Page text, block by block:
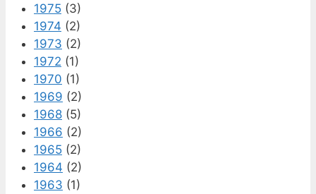
1975 (3)
1974 (2)
1973 (2)
1972 (1)
1970 (1)
1969 (2)
1968 (5)
1966 (2)
1965 (2)
1964 (2)
1963 (1)